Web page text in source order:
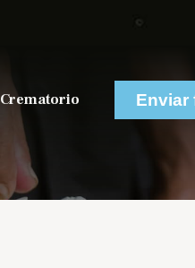
Crematorio Enviar